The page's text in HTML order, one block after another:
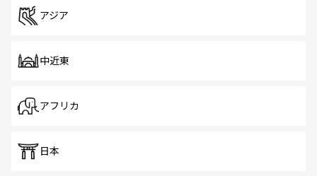
アジア
中近東
アフリカ
日本